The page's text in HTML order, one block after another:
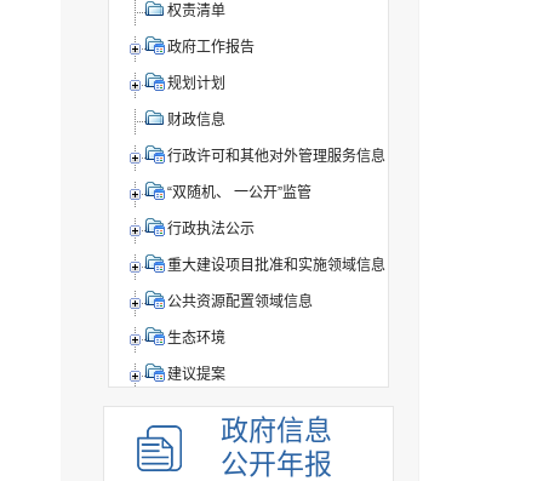
权责清单
政府工作报告
规划计划
财政信息
行政许可和其他对外管理服务信息
“双随机、 一公开”监管
行政执法公示
重大建设项目批准和实施领域信息
公共资源配置领域信息
生态环境
建议提案
组织管理
应急管理
政府信息
公开年报